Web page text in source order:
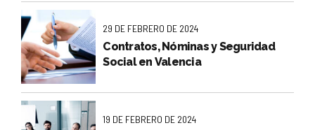
29 DE FEBRERO DE 2024
Contratos, Nóminas y Seguridad
Social en Valencia
19 DE FEBRERO DE 2024